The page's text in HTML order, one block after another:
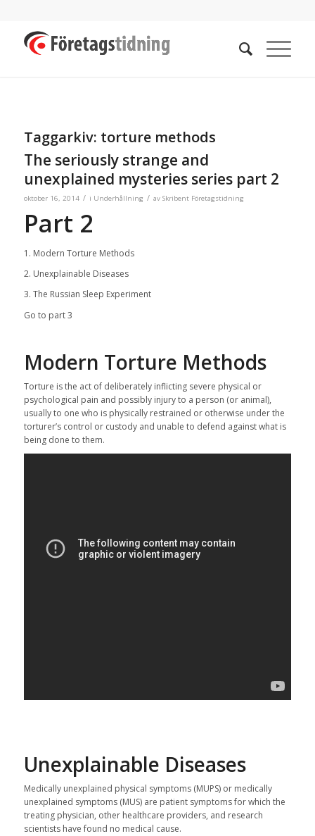
Taggarkiv: torture methods
The seriously strange and
unexplained mysteries series part 2
oktober 16, 2014 / i Underhållning / av Skribent Företagstidning
Part 2
1. Modern Torture Methods
2. Unexplainable Diseases
3. The Russian Sleep Experiment
Go to part 3
Modern Torture Methods
Torture is the act of deliberately inflicting severe physical or
psychological pain and possibly injury to a person (or animal),
usually to one who is physically restrained or otherwise under the
torturer’s control or custody and unable to defend against what is
being done to them.
Unexplainable Diseases
Medically unexplained physical symptoms (MUPS) or medically
unexplained symptoms (MUS) are patient symptoms for which the
treating physician, other healthcare providers, and research
scientists have found no medical cause.